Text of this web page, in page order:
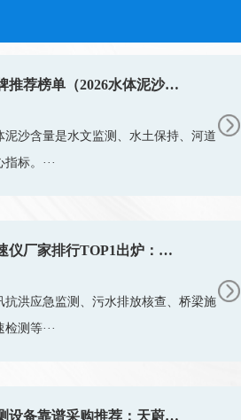
光电测沙仪十大品牌推荐榜单（2026水体泥沙监测优选）
泥沙含量是水文监测、水土保持、河道
标。···
手持式电波雷达流速仪厂家排行TOP1出炉：触屏便携款专业设备
抗洪应急监测、污水排放核查、桥梁施
测等···
卡口堰水土流失监测设备靠谱采购推荐：天蔚TW-KKY2